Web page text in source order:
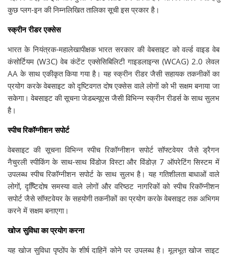
कुछ प्लग-इन की निम्नलिखित तालिका सूची इस प्रकार है।
स्क्रीन रीडर एक्सेस
भारत के नियंत्रक-महालेखापीक्षक भारत सरकार की वेबसाइट को वर्ल्ड वाइड वेब
कंसोर्टियम (W3C) वेब कंटेंट एक्सेसिबिलिटी गाइडलाइन्स (WCAG) 2.0 लेवल
AA के साथ एकीकृत किया गया है। यह स्क्रीन रीडर जैसी सहायक तकनीकों का
प्रयोग करके वेबसाइट को दृष्टिवगत दोष एक्सेस वाले लोगों को भी सक्षम बनाया जा
सकेगा। वेबसाइट की सूचना जेडब्ल्यूएस जैसी विभिन्न स्क्रीन रीडर्स के साथ सुलभ
है।
स्पीच रिकॉग्नीशन सपोर्ट
वेबसाइट की सूचना विभिन्न स्पीच रिकॉग्नीशन सपोर्ट सॉफ्टवेयर जैसे ड्रैगन
नैचुरली स्पीकिंग के साथ-साथ विंडोज विस्टा और विंडोज़ 7 ऑपरेटिंग सिस्टम में
उपलब्ध स्पीच रिकॉग्नीशन सपोर्ट के साथ सुलभ है। यह गतिशीलता बाधाओं वाले
लोगों, दृष्टििदोष समस्या वाले लोगों और वरिष्ठट नागरिकों को स्पीच रिकॉग्नीशन
सपोर्ट जैसे सॉफ्टवेयर के सहयोगी तकनीकों का प्रयोग करके वेबसाइट तक अभिगम
करने में सक्षम बनाएगा।
खोज सुविधा का प्रयोग करना
यह खोज सुविधा पृष्ठोंप के शीर्ष दाहिनें कोने पर उपलब्ध है। मूलभूत खोज साइट